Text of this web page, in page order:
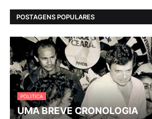
POSTAGENS POPULARES
POLITICA
UMA BREVE CRONOLOGIA